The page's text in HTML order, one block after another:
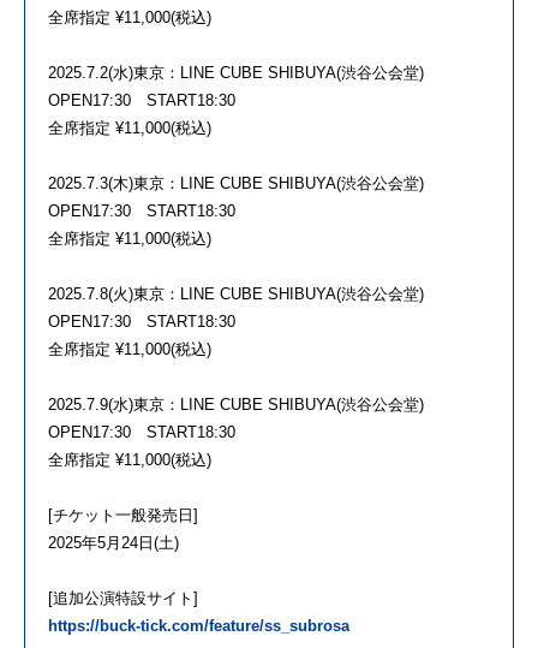
全席指定 ¥11,000(税込)
2025.7.2(水)東京：LINE CUBE SHIBUYA(渋谷公会堂)
OPEN17:30 START18:30
全席指定 ¥11,000(税込)
2025.7.3(木)東京：LINE CUBE SHIBUYA(渋谷公会堂)
OPEN17:30 START18:30
全席指定 ¥11,000(税込)
2025.7.8(火)東京：LINE CUBE SHIBUYA(渋谷公会堂)
OPEN17:30 START18:30
全席指定 ¥11,000(税込)
2025.7.9(水)東京：LINE CUBE SHIBUYA(渋谷公会堂)
OPEN17:30 START18:30
全席指定 ¥11,000(税込)
[チケット一般発売日]
2025年5月24日(土)
[追加公演特設サイト]
https://buck-tick.com/feature/ss_subrosa